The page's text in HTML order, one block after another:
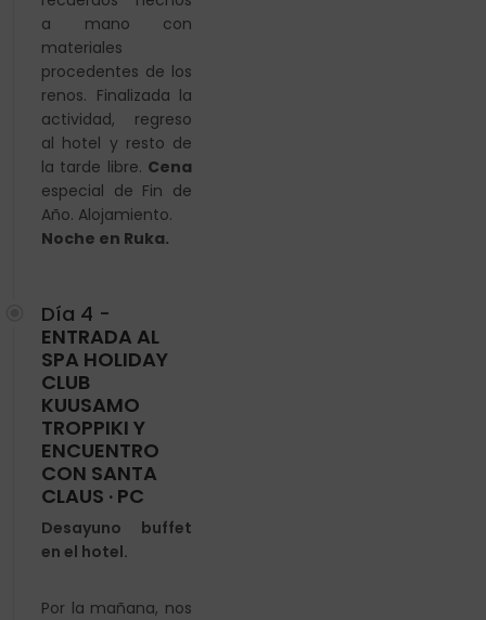
a mano con
materiales
procedentes de los
renos. Finalizada la
actividad, regreso
al hotel y resto de
la tarde libre. Cena
especial de Fin de
Año. Alojamiento.
Noche en Ruka.
Día 4 -
ENTRADA AL
SPA HOLIDAY
CLUB
KUUSAMO
TROPPIKI Y
ENCUENTRO
CON SANTA
CLAUS · PC
Desayuno buffet
en el hotel.
Por la mañana, nos